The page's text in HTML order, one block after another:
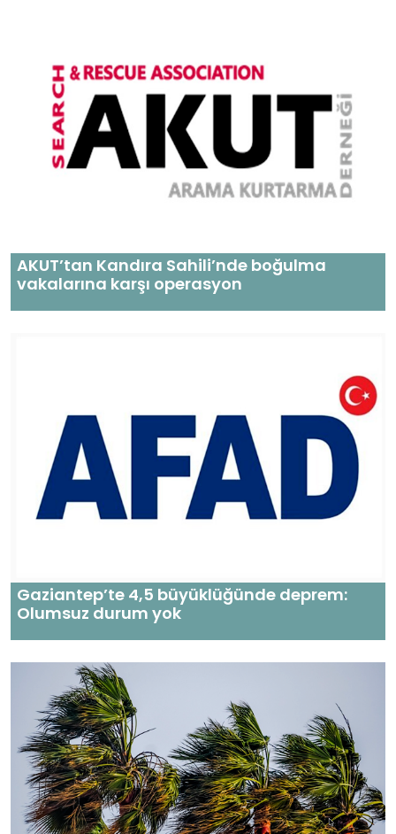
AKUT’tan Kandıra Sahili’nde boğulma
vakalarına karşı operasyon
Gaziantep’te 4,5 büyüklüğünde deprem:
Olumsuz durum yok